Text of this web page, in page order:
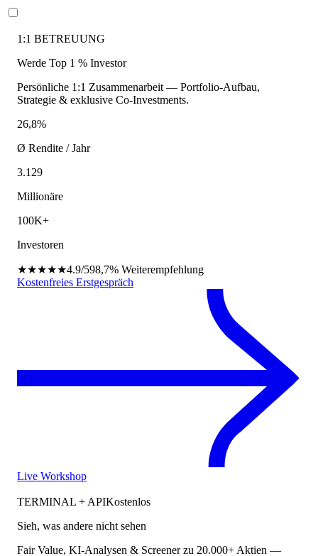
1:1 BETREUUNG
Werde Top 1 % Investor
Persönliche 1:1 Zusammenarbeit — Portfolio-Aufbau,
Strategie & exklusive Co-Investments.
26,8%
Ø Rendite / Jahr
3.129
Millionäre
100K+
Investoren
★★★★★4.9/598,7% Weiterempfehlung
Kostenfreies Erstgespräch
Live Workshop
TERMINAL + APIKostenlos
Sieh, was andere nicht sehen
Fair Value, KI-Analysen & Screener zu 20.000+ Aktien —